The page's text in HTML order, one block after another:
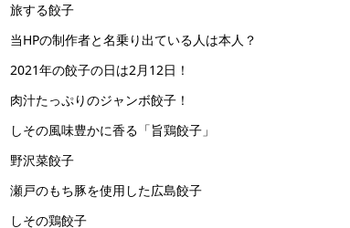
旅する餃子
当HPの制作者と名乗り出ている人は本人？
2021年の餃子の日は2月12日！
肉汁たっぷりのジャンボ餃子！
しその風味豊かに香る「旨鶏餃子」
野沢菜餃子
瀬戸のもち豚を使用した広島餃子
しその鶏餃子